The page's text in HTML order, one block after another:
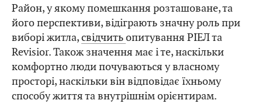
Район, у якому помешкання розташоване, та
його перспективи, відіграють значну роль при
виборі житла,свідчитьопитування РІЕЛ та
Revisior. Також значення має і те, наскільки
комфортно люди почуваються у власному
просторі, наскільки він відповідає їхньому
способу життя та внутрішнім орієнтирам.